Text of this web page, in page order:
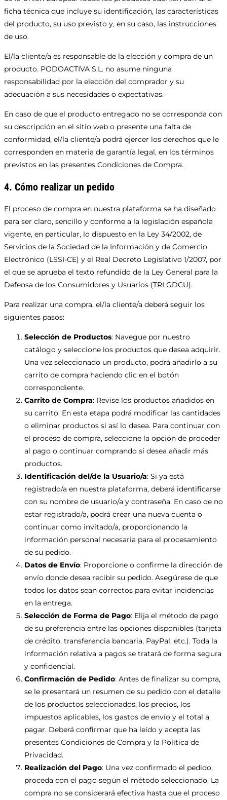
ficha técnica que incluye su identificación, las características
del producto, su uso previsto y, en su caso, las instrucciones
de uso.
El/la cliente/a es responsable de la elección y compra de un
producto. PODOACTIVA S.L. no asume ninguna
responsabilidad por la elección del comprador y su
adecuación a sus necesidades o expectativas.
En caso de que el producto entregado no se corresponda con
su descripción en el sitio web o presente una falta de
conformidad, el/la cliente/a podrá ejercer los derechos que le
corresponden en materia de garantía legal, en los términos
previstos en las presentes Condiciones de Compra.
4. Cómo realizar un pedido
El proceso de compra en nuestra plataforma se ha diseñado
para ser claro, sencillo y conforme a la legislación española
vigente, en particular, lo dispuesto en la Ley 34/2002, de
Servicios de la Sociedad de la Información y de Comercio
Electrónico (LSSI-CE) y el Real Decreto Legislativo 1/2007, por
el que se aprueba el texto refundido de la Ley General para la
Defensa de los Consumidores y Usuarios (TRLGDCU).
Para realizar una compra, el/la cliente/a deberá seguir los
siguientes pasos:
Selección de Productos: Navegue por nuestro
catálogo y seleccione los productos que desea adquirir.
Una vez seleccionado un producto, podrá añadirlo a su
carrito de compra haciendo clic en el botón
correspondiente.
Carrito de Compra: Revise los productos añadidos en
su carrito. En esta etapa podrá modificar las cantidades
o eliminar productos si así lo desea. Para continuar con
el proceso de compra, seleccione la opción de proceder
al pago o continuar comprando si desea añadir más
productos.
Identificación del/de la Usuario/a: Si ya está
registrado/a en nuestra plataforma, deberá identificarse
con su nombre de usuario/a y contraseña. En caso de no
estar registrado/a, podrá crear una nueva cuenta o
continuar como invitado/a, proporcionando la
información personal necesaria para el procesamiento
de su pedido.
Datos de Envío: Proporcione o confirme la dirección de
envío donde desea recibir su pedido. Asegúrese de que
todos los datos sean correctos para evitar incidencias
en la entrega.
Selección de Forma de Pago: Elija el método de pago
de su preferencia entre las opciones disponibles (tarjeta
de crédito, transferencia bancaria, PayPal, etc.). Toda la
información relativa a pagos se tratará de forma segura
y confidencial.
Confirmación de Pedido: Antes de finalizar su compra,
se le presentará un resumen de su pedido con el detalle
de los productos seleccionados, los precios, los
impuestos aplicables, los gastos de envío y el total a
pagar. Deberá confirmar que ha leído y acepta las
presentes Condiciones de Compra y la Política de
Privacidad.
Realización del Pago: Una vez confirmado el pedido,
proceda con el pago según el método seleccionado. La
compra no se considerará efectiva hasta que el proceso